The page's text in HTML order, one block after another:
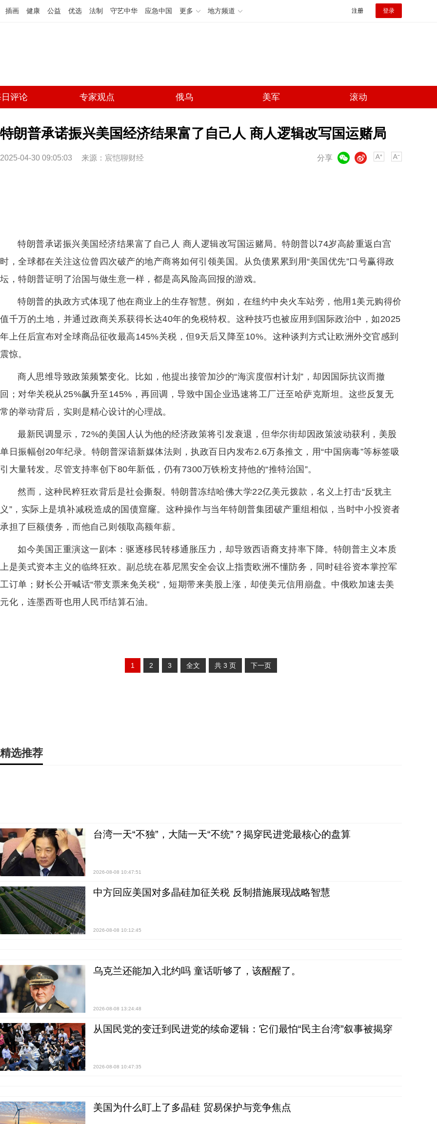
插画 健康 公益 优选 法制 守艺中华 应急中国 更多 地方频道 注册 登录
评论 专家观点 俄乌 美军 滚动
特朗普承诺振兴美国经济结果富了自己人 商人逻辑改写国运赌局
2025-04-30 09:05:03 来源： 宸恺聊财经 分享
微博
特朗普承诺振兴美国经济结果富了自己人 商人逻辑改写国运赌局。特朗普以74岁高龄重返白宫
时，全球都在关注这位曾四次破产的地产商将如何引领美国。从负债累累到用“美国优先”口号赢得政
坛，特朗普证明了治国与做生意一样，都是高风险高回报的游戏。
特朗普的执政方式体现了他在商业上的生存智慧。例如，在纽约中央火车站旁，他用1美元购得价
值千万的土地，并通过政商关系获得长达40年的免税特权。这种技巧也被应用到国际政治中，如2025
年上任后宣布对全球商品征收最高145%关税，但9天后又降至10%。这种谈判方式让欧洲外交官感到
震惊。
商人思维导致政策频繁变化。比如，他提出接管加沙的“海滨度假村计划”，却因国际抗议而撤
回；对华关税从25%飙升至145%，再回调，导致中国企业迅速将工厂迁至哈萨克斯坦。这些反复无
常的举动背后，实则是精心设计的心理战。
最新民调显示，72%的美国人认为他的经济政策将引发衰退，但华尔街却因政策波动获利，美股
单日振幅创20年纪录。特朗普深谙新媒体法则，执政百日内发布2.6万条推文，用“中国病毒”等标签吸
引大量转发。尽管支持率创下80年新低，仍有7300万铁粉支持他的“推特治国”。
然而，这种民粹狂欢背后是社会撕裂。特朗普冻结哈佛大学22亿美元拨款，名义上打击“反犹主
义”，实际上是填补减税造成的国债窟窿。这种操作与当年特朗普集团破产重组相似，当时中小投资者
承担了巨额债务，而他自己则领取高额年薪。
如今美国正重演这一剧本：驱逐移民转移通胀压力，却导致西语裔支持率下降。特朗普主义本质
上是美式资本主义的临终狂欢。副总统在慕尼黑安全会议上指责欧洲不懂防务，同时硅谷资本掌控军
工订单；财长公开喊话“带支票来免关税”，短期带来美股上涨，却使美元信用崩盘。中俄欧加速去美
元化，连墨西哥也用人民币结算石油。
1 2 3 全文 共 3 页 下一页
精选推荐
台湾一天“不独”，大陆一天“不统”？揭穿民进党最核心的盘算
2026-08-08 10:47:51
中方回应美国对多晶硅加征关税 反制措施展现战略智慧
2026-08-08 10:12:45
乌克兰还能加入北约吗 童话听够了，该醒醒了。
2026-08-08 13:24:48
从国民党的变迁到民进党的续命逻辑：它们最怕“民主台湾”叙事被揭穿
2026-08-08 10:47:35
美国为什么盯上了多晶硅 贸易保护与竞争焦点